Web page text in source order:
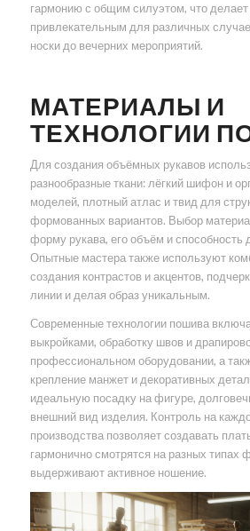
гармонию с общим силуэтом, что
привлекательным для различных
носки до вечерних мероприятий.
МАТЕРИАЛЫ И
ТЕХНОЛОГИИ
Для создания объёмных рукавов
разнообразные ткани: лёгкий шифон и
моделей, плотный атлас и твид для
формованных вариантов. Выбор
форму рукава, его объём и способность
Опытные мастера также используют
создания контрастов и акцентов,
линии и делая образ уникальным.
Современные технологии пошива
выкройками, обработку швов и
профессиональном оборудовании, а
крепление манжет и декоративных
идеальную посадку на фигуре,
внешний вид изделия. Контроль на
производства позволяет создавать
гармонично смотрятся на разных типах
выдерживают активное ношение.